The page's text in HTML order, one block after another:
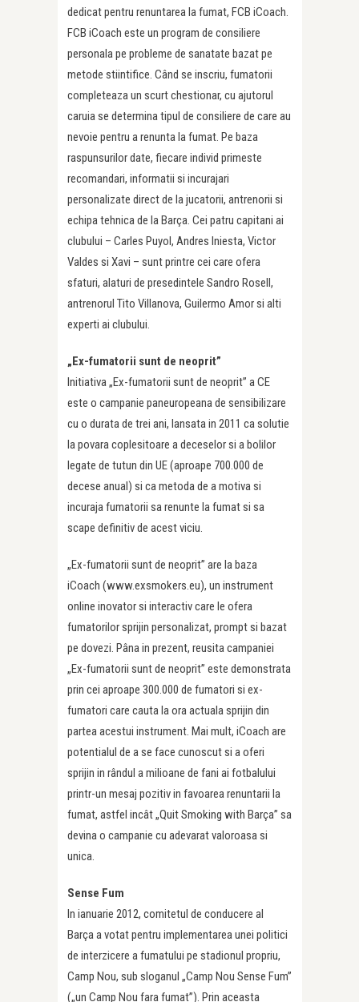
dedicat pentru renuntarea la fumat, FCB iCoach.
FCB iCoach este un program de consiliere
personala pe probleme de sanatate bazat pe
metode stiintifice. Când se inscriu, fumatorii
completeaza un scurt chestionar, cu ajutorul
caruia se determina tipul de consiliere de care au
nevoie pentru a renunta la fumat. Pe baza
raspunsurilor date, fiecare individ primeste
recomandari, informatii si incurajari
personalizate direct de la jucatorii, antrenorii si
echipa tehnica de la Barça. Cei patru capitani ai
clubului – Carles Puyol, Andres Iniesta, Victor
Valdes si Xavi – sunt printre cei care ofera
sfaturi, alaturi de presedintele Sandro Rosell,
antrenorul Tito Villanova, Guilermo Amor si alti
experti ai clubului.
„Ex-fumatorii sunt de neoprit”
Initiativa „Ex-fumatorii sunt de neoprit” a CE
este o campanie paneuropeana de sensibilizare
cu o durata de trei ani, lansata in 2011 ca solutie
la povara coplesitoare a deceselor si a bolilor
legate de tutun din UE (aproape 700.000 de
decese anual) si ca metoda de a motiva si
incuraja fumatorii sa renunte la fumat si sa
scape definitiv de acest viciu.
„Ex-fumatorii sunt de neoprit” are la baza
iCoach (www.exsmokers.eu), un instrument
online inovator si interactiv care le ofera
fumatorilor sprijin personalizat, prompt si bazat
pe dovezi. Pâna in prezent, reusita campaniei
„Ex-fumatorii sunt de neoprit” este demonstrata
prin cei aproape 300.000 de fumatori si ex-
fumatori care cauta la ora actuala sprijin din
partea acestui instrument. Mai mult, iCoach are
potentialul de a se face cunoscut si a oferi
sprijin in rândul a milioane de fani ai fotbalului
printr-un mesaj pozitiv in favoarea renuntarii la
fumat, astfel incât „Quit Smoking with Barça” sa
devina o campanie cu adevarat valoroasa si
unica.
Sense Fum
In ianuarie 2012, comitetul de conducere al
Barça a votat pentru implementarea unei politici
de interzicere a fumatului pe stadionul propriu,
Camp Nou, sub sloganul „Camp Nou Sense Fum”
(„un Camp Nou fara fumat”). Prin aceasta